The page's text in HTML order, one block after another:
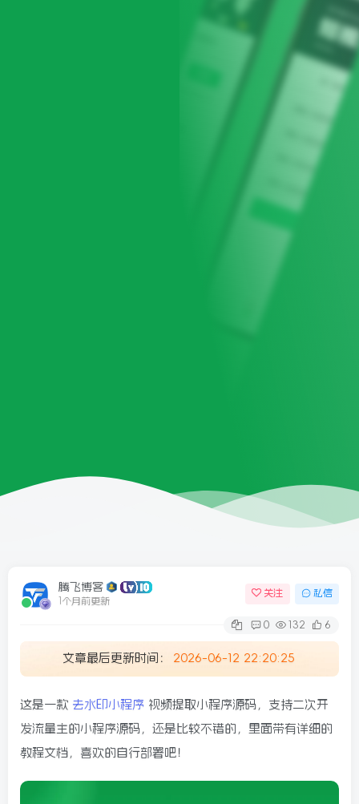
腾飞博客
1个月前更新
关注 私信
0 132 6
文章最后更新时间： 2026-06-12 22:20:25
这是一款 去水印小程序 视频提取小程序源码，支持二次开
发流量主的小程序源码，还是比较不错的，里面带有详细的
教程文档，喜欢的自行部署吧！